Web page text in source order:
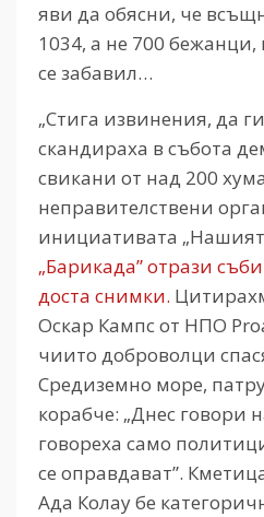
яви да обясни, че
1034, а не 700 бежанци,
се забавил…
„Стига извинения, да
скандираха в събота
свикани от над 200
неправителствени
инициативата
„Барикада” отрази
доста снимки.
Оскар Кампс от НПО
чиито доброволци
Средиземно море,
корабче: „Днес говори
говореха само
се оправдават”.
Ада Колау бе